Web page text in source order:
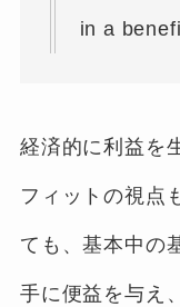
in a
経済的に利益を
フィットの視点
ても、基本中の
手に便益を与え